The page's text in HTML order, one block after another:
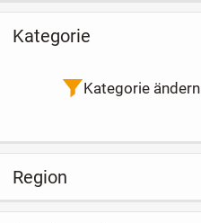
Kategorie
Kategorie ändern
Region